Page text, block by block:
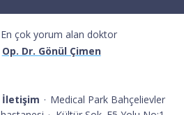
En çok yorum alan doktor
Op. Dr. Gönül Çimen
İletişim · Medical Park Bahçelievler